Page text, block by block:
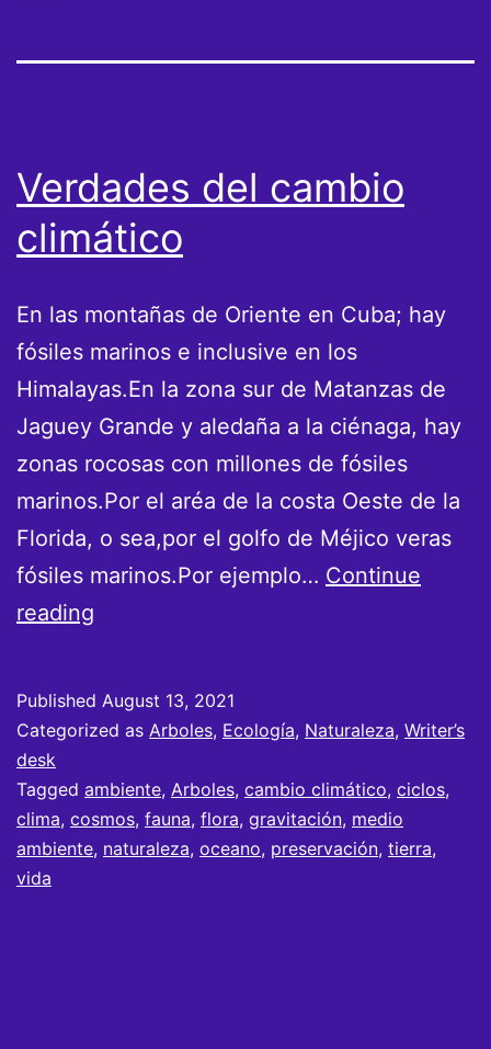
Verdades del cambio
climático
En las montañas de Oriente en Cuba; hay
fósiles marinos e inclusive en los
Himalayas.En la zona sur de Matanzas de
Jaguey Grande y aledaña a la ciénaga, hay
zonas rocosas con millones de fósiles
marinos.Por el aréa de la costa Oeste de la
Florida, o sea,por el golfo de Méjico veras
fósiles marinos.Por ejemplo… Continue
reading
climático
Published August 13, 2021
Categorized as Arboles, Ecología, Naturaleza, Writer’s
desk
Tagged ambiente, Arboles, cambio climático, ciclos,
clima, cosmos, fauna, flora, gravitación, medio
ambiente, naturaleza, oceano, preservación, tierra,
vida